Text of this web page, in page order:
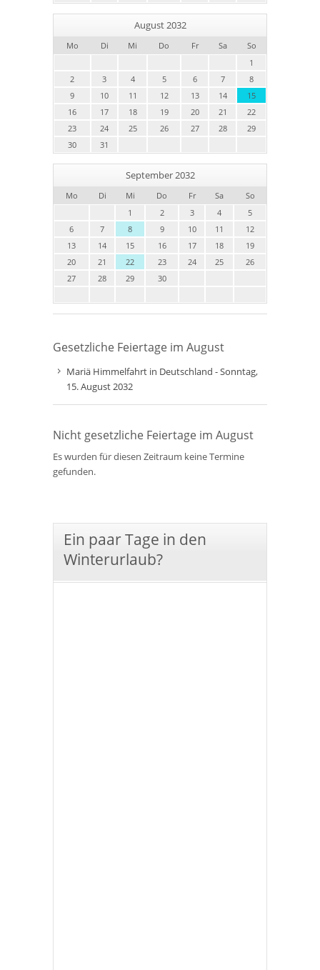
August 2032
Mo Di Mi Do Fr Sa
So
1
2
3 4 5 6 7
8
9
10 11 12 13 14
15
16
17 18 19 20 21
22
23
24 25 26 27 28
29
30
31
September 2032
Mo Di Mi Do Fr Sa
So
1
2 3 4
5
6
7 8 9 10 11
12
13
14 15 16 17 18
19
20
21 22 23 24 25
26
27
28 29 30
Gesetzliche Feiertage im August
Mariä Himmelfahrt in Deutschland - Sonntag,
15. August 2032
Nicht gesetzliche Feiertage im August
Es wurden für diesen Zeitraum keine Termine
gefunden.
Ein paar Tage in den
Winterurlaub?